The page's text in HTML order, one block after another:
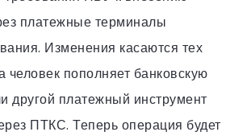
платежные терминалы
Изменения касаются тех
человек пополняет банковскую
другой платежный инструмент
ПТКС. Теперь операция будет